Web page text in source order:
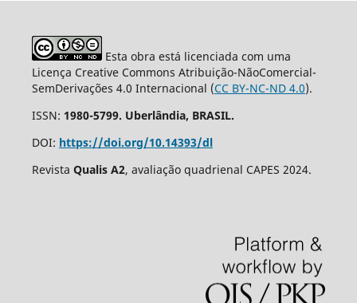
Esta obra está licenciada com uma
Licença Creative Commons Atribuição-NãoComercial-
SemDerivações 4.0 Internacional (CC BY-NC-ND 4.0).
ISSN: 1980-5799. Uberlândia, BRASIL.
DOI: https://doi.org/10.14393/dl
Revista Qualis A2, avaliação quadrienal CAPES 2024.